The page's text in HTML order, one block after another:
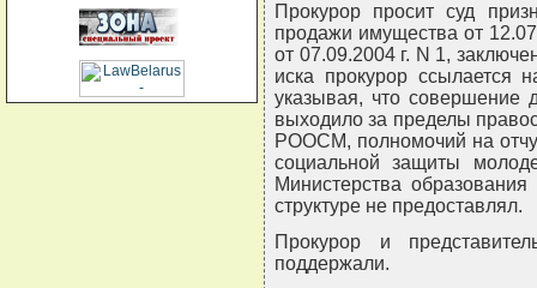
Прокурор просит суд
продажи имущества от
от 07.09.2004 г. N 1,
иска прокурор ссылается
указывая, что совершение
выходило за пределы
РООСМ, полномочий на
социальной защиты
Министерства
структуре не предоставлял.
Прокурор и
поддержали.